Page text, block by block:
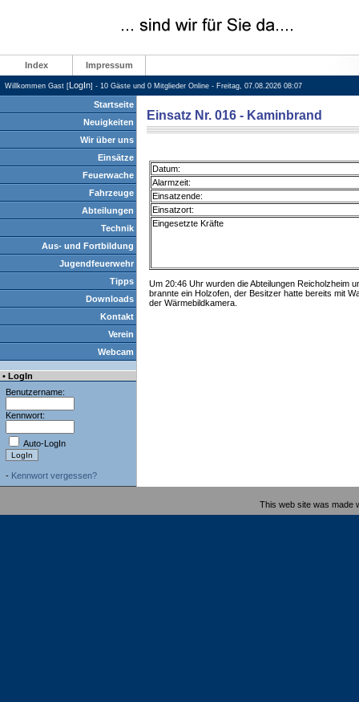
Index Impressum
Willkommen Gast [LogIn] - 10 Gäste und 0 Mitglieder Online - Freitag, 07.08.2026 08:07
Startseite
Neuigkeiten
Wir über uns
Einsätze
Feuerwache
Fahrzeuge
Abteilungen
Technik
Aus- und Fortbildung
Jugendfeuerwehr
Tipps
Downloads
Kontakt
Verein
Webcam
• LogIn
Benutzername:
Kennwort:
Auto-LogIn
- Kennwort vergessen?
Einsatz Nr. 016 - Kaminbrand
Datum:
Alarmzeit:
Einsatzende:
Einsatzort:
Eingesetzte Kräfte
Um 20:46 Uhr wurden die Abteilungen Reicholzheim
brannte ein Holzofen, der Besitzer hatte bereits mit
der Wärmebildkamera.
This web site was made